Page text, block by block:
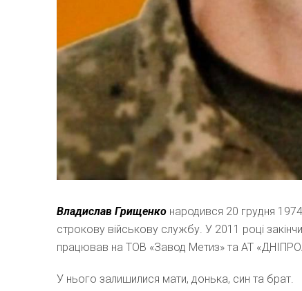
Владислав Грищенко народився 20 грудня
строкову військову службу. У 2011 році
працював на ТОВ «Завод Метиз» та АТ
У нього залишилися мати, донька, син та брат.